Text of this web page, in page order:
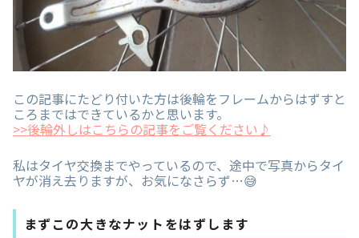
この記事にたどり付いた方は後輪をフレームからはずすと
ころまではできているかと思います。
>>後輪外しはこちらの記事をご覧ください♪
私はタイヤ交換までやっているので、途中で写真からタイ
ヤが消え去りますが、お気になさらず…😅
まずこの大きなナットをはずします